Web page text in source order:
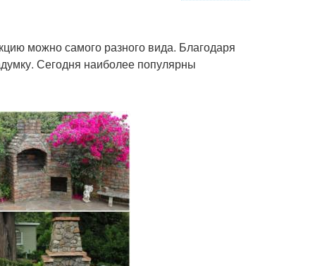
можно самого разного вида. Благодаря
Сегодня наиболее популярны